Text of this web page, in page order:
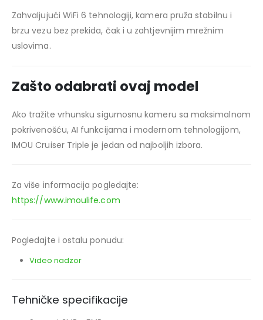
Zahvaljujući WiFi 6 tehnologiji, kamera pruža stabilnu i
brzu vezu bez prekida, čak i u zahtjevnijim mrežnim
uslovima.
Zašto odabrati ovaj model
Ako tražite vrhunsku sigurnosnu kameru sa maksimalnom
pokrivenošću, AI funkcijama i modernom tehnologijom,
IMOU Cruiser Triple je jedan od najboljih izbora.
Za više informacija pogledajte:
https://www.imoulife.com
Pogledajte i ostalu ponudu:
Video nadzor
Tehničke specifikacije